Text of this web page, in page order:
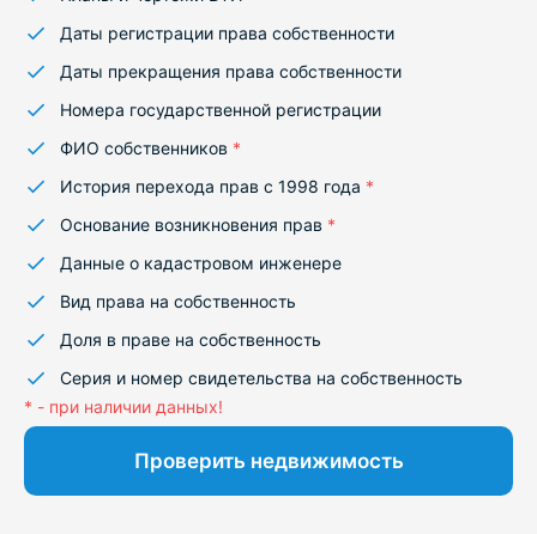
Даты регистрации права собственности
Даты прекращения права собственности
Номера государственной регистрации
ФИО собственников *
История перехода прав с 1998 года *
Основание возникновения прав *
Данные о кадастровом инженере
Вид права на собственность
Доля в праве на собственность
Серия и номер свидетельства на собственность
* - при наличии данных!
Проверить недвижимость